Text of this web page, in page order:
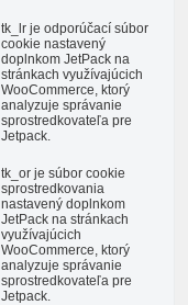
tk_lr je odporúčací súbor
cookie nastavený
doplnkom JetPack na
stránkach využívajúcich
WooCommerce, ktorý
analyzuje správanie
sprostredkovateľa pre
Jetpack.
tk_or je súbor cookie
sprostredkovania
nastavený doplnkom
JetPack na stránkach
využívajúcich
WooCommerce, ktorý
analyzuje správanie
sprostredkovateľa pre
Jetpack.